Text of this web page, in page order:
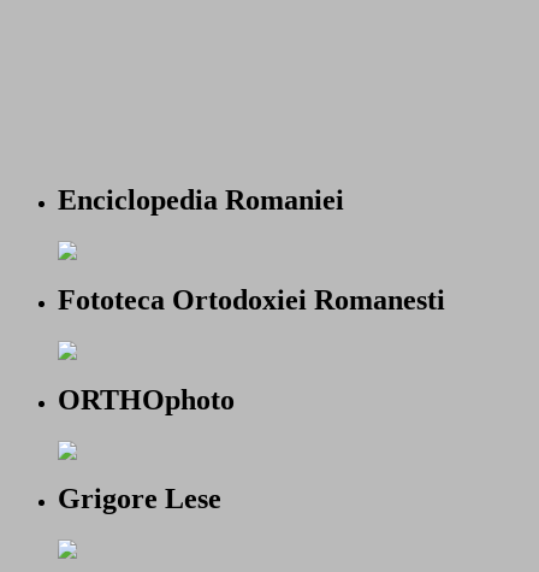
Enciclopedia Romaniei
Fototeca Ortodoxiei Romanesti
ORTHOphoto
Grigore Lese